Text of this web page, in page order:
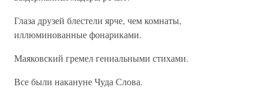
Глаза друзей блестели ярче, чем комнаты,
иллюминованные фонариками.
Маяковский гремел гениальными стихами.
Все были накануне Чуда Слова.